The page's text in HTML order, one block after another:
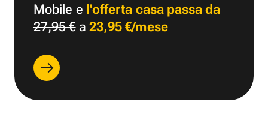
Mobile e l'offerta casa passa da
27,95 €a 23,95 €/mese